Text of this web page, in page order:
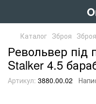
Каталог Зброя
Револьвер під
Stalker 4.5
Артикул: 3880.00.02